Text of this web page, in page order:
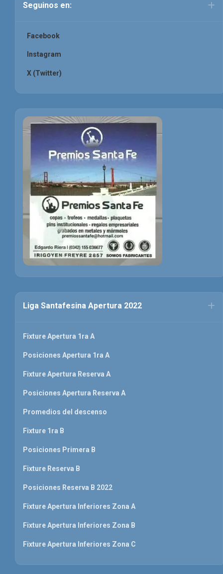
Seguinos en:
Facebook
Instagram
X (Twitter)
Liga Santafesina Apertura 2022
Fixture Apertura 1ra A
Posiciones Apertura 1ra A
Fixture Apertura Reserva A
Posiciones Apertura Reserva A
Promedios del descenso
Fixture 1ra B
Posiciones Primera B
Fixture Reserva B
Posiciones Reserva B 2022
Fixture Apertura Inferiores Zona A
Fixture Apertura Inferiores Zona B
Fixture Apertura Inferiores Zona C